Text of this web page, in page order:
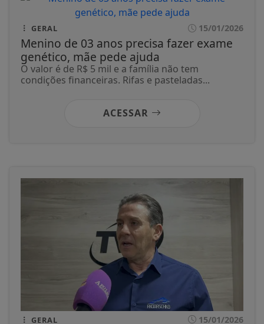
GERAL 15/01/2026
Menino de 03 anos precisa fazer exame
genético, mãe pede ajuda
O valor é de R$ 5 mil e a família não tem
condições financeiras. Rifas e pasteladas...
ACESSAR
GERAL 15/01/2026